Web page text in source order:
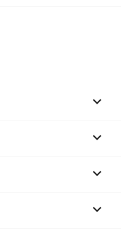



keyboard_arrow_down